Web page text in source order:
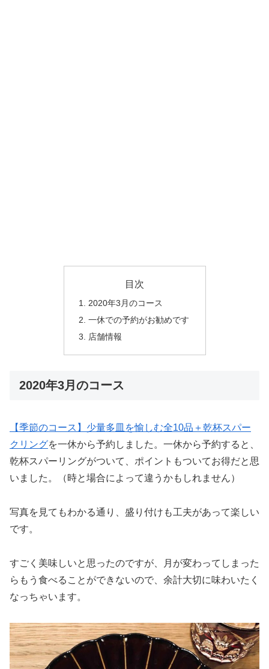
目次
2020年3月のコース
一休での予約がお勧めです
店舗情報
2020年3月のコース
【季節のコース】少量多皿を愉しむ全10品＋乾杯スパー
クリングを一休から予約しました。一休から予約すると、
乾杯スパーリングがついて、ポイントもついてお得だと思
いました。（時と場合によって違うかもしれません）
写真を見てもわかる通り、盛り付けも工夫があって楽しい
です。
すごく美味しいと思ったのですが、月が変わってしまった
らもう食べることができないので、余計大切に味わいたく
なっちゃいます。